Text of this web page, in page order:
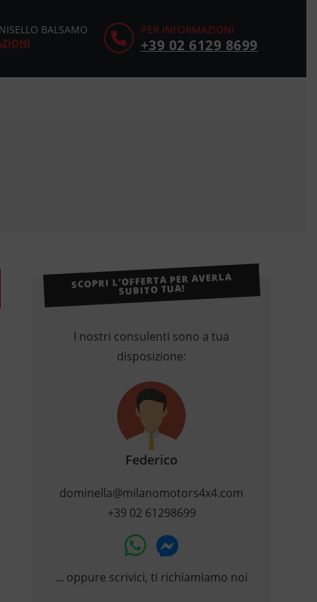
PER INFORMAZIONI
+39 02 6129 8699
BALSAMO
SCOPRI L’OFFERTA PER AVERLA
SUBITO TUA!
I nostri consulenti sono a tua
disposizione:
Federico
dominella@milanomotors4x4.com
+39 02 61298699
... oppure scrivici, ti richiamiamo noi